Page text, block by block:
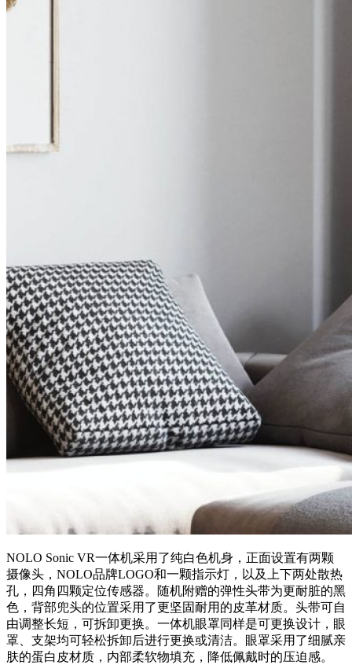
NOLO Sonic VR一体机采用了纯白色机身，正面设置有两颗
摄像头，NOLO品牌LOGO和一颗指示灯，以及上下两处散热
孔，四角四颗定位传感器。随机附赠的弹性头带为更耐脏的黑
色，背部兜头的位置采用了更坚固耐用的皮革材质。头带可自
由调整长短，可拆卸更换。一体机眼罩同样是可更换设计，眼
罩、支架均可轻松拆卸后进行更换或清洁。眼罩采用了细腻亲
肤的蛋白皮材质，内部柔软物填充，降低佩戴时的压迫感。